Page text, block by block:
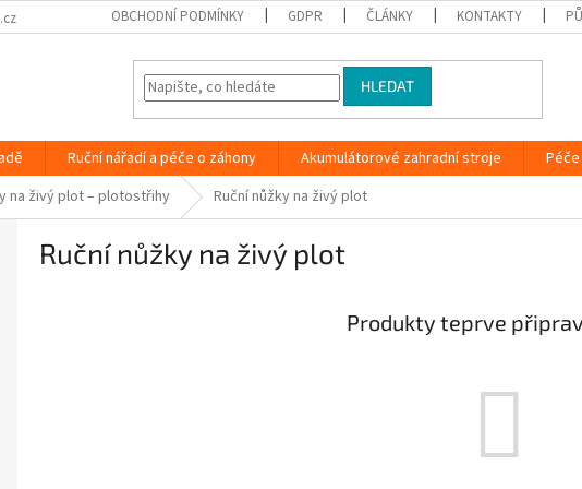
OBCHODNÍ PODMÍNKY GDPR ČLÁNKY KONTAKTY
HLEDAT
Ruční nářadí a péče o záhony Akumulátorové zahradní stroje
na živý plot – plotostřihy Ruční nůžky na živý plot
Ruční nůžky na živý plot
Produkty teprve